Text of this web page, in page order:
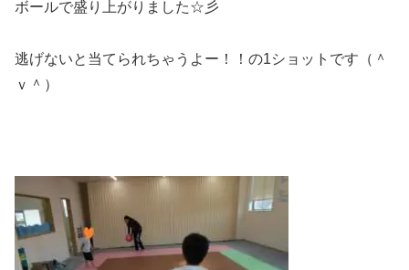
ボールで盛り上がりました☆彡
逃げないと当てられちゃうよー！！の1ショットです（＾
ｖ＾）